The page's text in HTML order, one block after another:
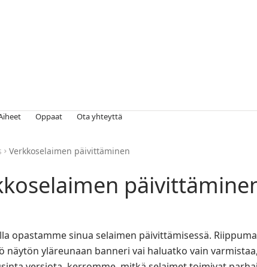
Oppaat Ota yhteyttä
Verkkoselaimen päivittäminen
opastamme sinua selaimen päivittämisessä.
näytön yläreunaan banneri vai haluatko vain